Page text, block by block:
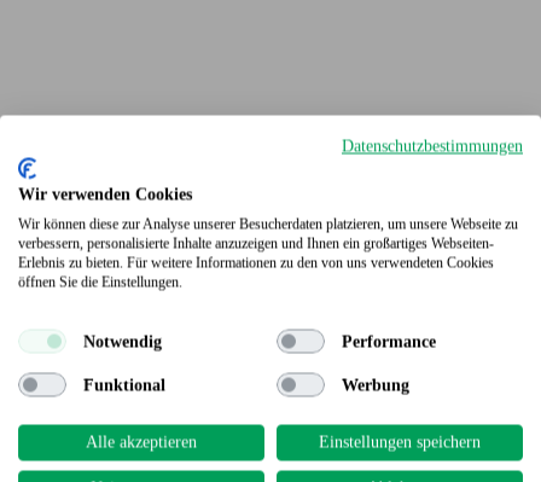
Terrassendielen
Datenschutzbestimmungen
Wir verwenden Cookies
Wir können diese zur Analyse unserer Besucherdaten platzieren, um unsere Webseite zu
verbessern, personalisierte Inhalte anzuzeigen und Ihnen ein großartiges Webseiten-
Erlebnis zu bieten. Für weitere Informationen zu den von uns verwendeten Cookies
öffnen Sie die Einstellungen.
Notwendig Performance
Funktional Werbung
Alle akzeptieren Einstellungen speichern